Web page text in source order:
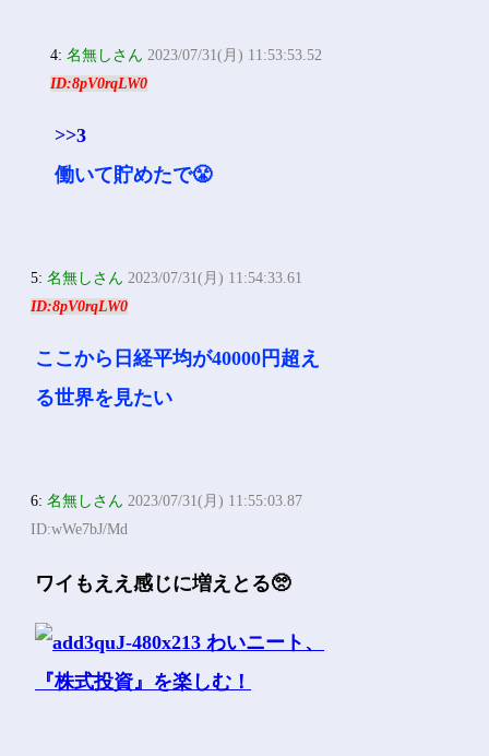
4:名無しさん 2023/07/31(月) 11:53:53.52
ID:8pV0rqLW0
>>3
働いて貯めたで😤
5:名無しさん 2023/07/31(月) 11:54:33.61
ID:8pV0rqLW0
ここから日経平均が40000円超え
る世界を見たい
6:名無しさん 2023/07/31(月) 11:55:03.87
ID:wWe7bJ/Md
ワイもええ感じに増えとる🥺